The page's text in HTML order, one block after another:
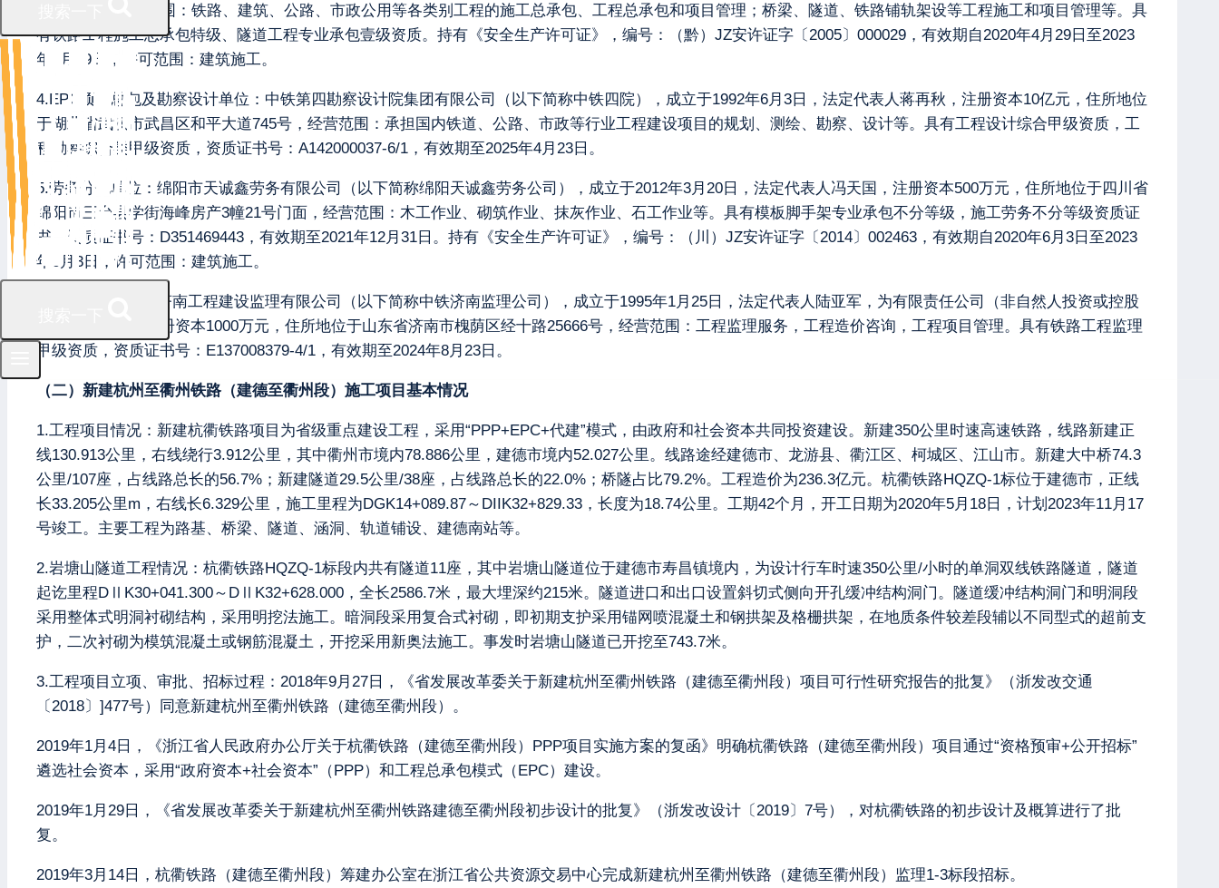
山路23号，经营范围：铁路、建筑、公路、市政公用等各类别工程的施工总承包、工程总承包和项目管理；桥梁、隧道、铁路铺轨架设等工程施工和项目管理等。具
有铁路工程施工总承包特级、隧道工程专业承包壹级资质。持有《安全生产许可证》，编号：（黔）JZ安许证字〔2005〕000029，有效期自2020年4月29日至2023
年4月29日，许可范围：建筑施工。
4.EPC项目总包及勘察设计单位：中铁第四勘察设计院集团有限公司（以下简称中铁四院），成立于1992年6月3日，法定代表人蒋再秋，注册资本10亿元，住所地位
于湖北省武汉市武昌区和平大道745号，经营范围：承担国内铁道、公路、市政等行业工程建设项目的规划、测绘、勘察、设计等。具有工程设计综合甲级资质，工
程勘察综合类甲级资质，资质证书号：A142000037-6/1，有效期至2025年4月23日。
5.劳务分包单位：绵阳市天诚鑫劳务有限公司（以下简称绵阳天诚鑫劳务公司），成立于2012年3月20日，法定代表人冯天国，注册资本500万元，住所地位于四川省
绵阳市三台县学街海峰房产3幢21号门面，经营范围：木工作业、砌筑作业、抹灰作业、石工作业等。具有模板脚手架专业承包不分等级，施工劳务不分等级资质证
书，资质证书号：D351469443，有效期至2021年12月31日。持有《安全生产许可证》，编号：（川）JZ安许证字〔2014〕002463，有效期自2020年6月3日至2023
年6月3日，许可范围：建筑施工。
6.监理单位：中铁济南工程建设监理有限公司（以下简称中铁济南监理公司），成立于1995年1月25日，法定代表人陆亚军，为有限责任公司（非自然人投资或控股
的法人独资），注册资本1000万元，住所地位于山东省济南市槐荫区经十路25666号，经营范围：工程监理服务，工程造价咨询，工程项目管理。具有铁路工程监理
甲级资质，资质证书号：E137008379-4/1，有效期至2024年8月23日。
（二）新建杭州至衢州铁路（建德至衢州段）施工项目基本情况
1.工程项目情况：新建杭衢铁路项目为省级重点建设工程，采用“PPP+EPC+代建”模式，由政府和社会资本共同投资建设。新建350公里时速高速铁路，线路新建正
线130.913公里，右线绕行3.912公里，其中衢州市境内78.886公里，建德市境内52.027公里。线路途经建德市、龙游县、衢江区、柯城区、江山市。新建大中桥74.3
公里/107座，占线路总长的56.7%；新建隧道29.5公里/38座，占线路总长的22.0%；桥隧占比79.2%。工程造价为236.3亿元。杭衢铁路HQZQ-1标位于建德市，正线
长33.205公里m，右线长6.329公里，施工里程为DGK14+089.87～DIIK32+829.33，长度为18.74公里。工期42个月，开工日期为2020年5月18日，计划2023年11月17
号竣工。主要工程为路基、桥梁、隧道、涵洞、轨道铺设、建德南站等。
2.岩塘山隧道工程情况：杭衢铁路HQZQ-1标段内共有隧道11座，其中岩塘山隧道位于建德市寿昌镇境内，为设计行车时速350公里/小时的单洞双线铁路隧道，隧道
起讫里程DⅡK30+041.300～DⅡK32+628.000，全长2586.7米，最大埋深约215米。隧道进口和出口设置斜切式侧向开孔缓冲结构洞门。隧道缓冲结构洞门和明洞段
采用整体式明洞衬砌结构，采用明挖法施工。暗洞段采用复合式衬砌，即初期支护采用锚网喷混凝土和钢拱架及格栅拱架，在地质条件较差段辅以不同型式的超前支
护，二次衬砌为模筑混凝土或钢筋混凝土，开挖采用新奥法施工。事发时岩塘山隧道已开挖至743.7米。
3.工程项目立项、审批、招标过程：2018年9月27日，《省发展改革委关于新建杭州至衢州铁路（建德至衢州段）项目可行性研究报告的批复》（浙发改交通
〔2018〕]477号）同意新建杭州至衢州铁路（建德至衢州段）。
2019年1月4日，《浙江省人民政府办公厅关于杭衢铁路（建德至衢州段）PPP项目实施方案的复函》明确杭衢铁路（建德至衢州段）项目通过“资格预审+公开招标”
遴选社会资本，采用“政府资本+社会资本”（PPP）和工程总承包模式（EPC）建设。
2019年1月29日，《省发展改革委关于新建杭州至衢州铁路建德至衢州段初步设计的批复》（浙发改设计〔2019〕7号），对杭衢铁路的初步设计及概算进行了批
复。
2019年3月14日，杭衢铁路（建德至衢州段）筹建办公室在浙江省公共资源交易中心完成新建杭州至衢州铁路（建德至衢州段）监理1-3标段招标。